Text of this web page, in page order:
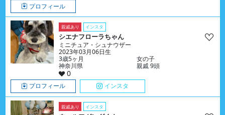
プロフィール
親戚あり インスタ
シエナフローラちゃん
ミニチュア・シュナウザー
2023年03月06日生
3歳5ヶ月
女の子
神奈川県
親戚 9頭
0
プロフィール インスタ
親戚あり インスタ